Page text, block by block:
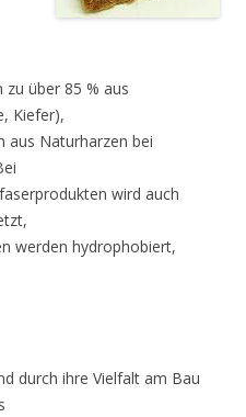
über 85 % aus
Kiefer),
aus Naturharzen bei
wird auch
werden hydrophobiert,
durch ihre Vielfalt am Bau